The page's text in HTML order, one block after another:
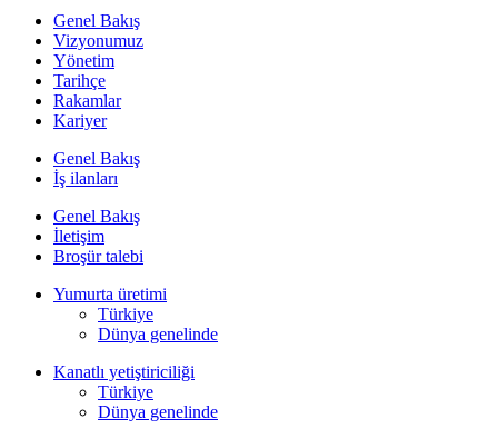
Genel Bakış
Vizyonumuz
Yönetim
Tarihçe
Rakamlar
Kariyer
Genel Bakış
İş ilanları
Genel Bakış
İletişim
Broşür talebi
Yumurta üretimi
Türkiye
Dünya genelinde
Kanatlı yetiştiriciliği
Türkiye
Dünya genelinde